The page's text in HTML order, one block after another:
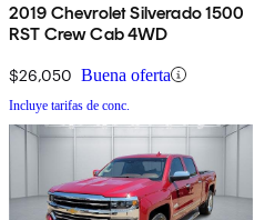
2019 Chevrolet Silverado 1500
RST Crew Cab 4WD
$26,050 Buena oferta
Incluye tarifas de conc.